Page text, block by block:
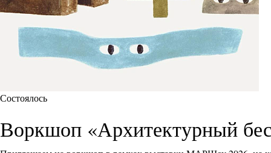
Состоялось
Воркшоп «Архитектурный